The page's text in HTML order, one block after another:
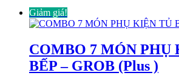
Giảm giá!
COMBO 7 MÓN PHỤ
BẾP – GROB (Plus )